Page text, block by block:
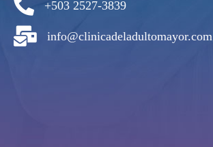
+503 2527-3839
info@clinicadeladultomayor.com